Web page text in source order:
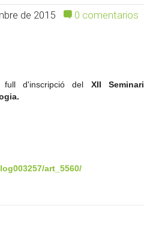
de 2015
0 comentarios
d'inscripció del XII Seminari
art_5560/